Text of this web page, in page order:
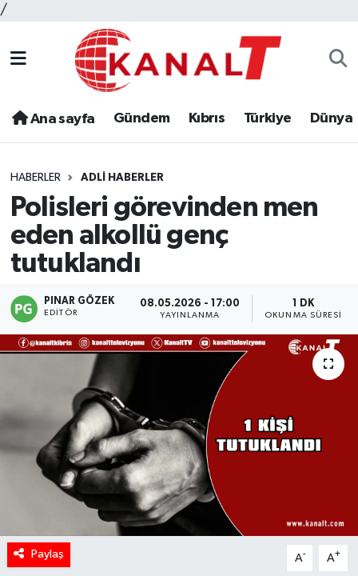
/
Ana sayfa Gündem Kıbrıs Türkiye Dünya
HABERLER ADLI HABERLER
Polisleri görevinden men
eden alkollü genç
tutuklandı
PINAR GÖZEK
EDITÖR
08.05.2026 - 17:00
YAYINLANMA
1 DK
OKUNMA SÜRESI
Paylaş A- A+